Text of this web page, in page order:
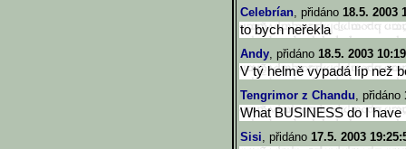
Celebrían, přidáno 18.5. 2003
to bych neřekla
Andy, přidáno 18.5. 2003
V tý helmě vypadá líp než
Tengrimor z Chandu, přidáno
What BUSINESS do I have
Sisi, přidáno 17.5. 2003